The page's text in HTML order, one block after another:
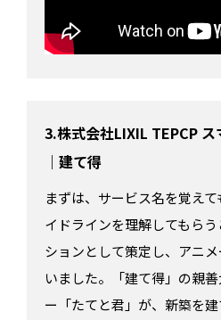
3.株式会社LIXIL TEPCP
｜建て得
まずは、サービス名を覚え
イドラインを理解してもら
ションとして策定し、アニ
いました。「建て得」の親
ー「たてと君」が、新築を